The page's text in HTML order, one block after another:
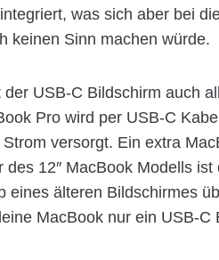
integriert, was sich aber bei
keinen Sinn machen würde.
der USB-C Bildschirm auch
Pro wird per USB-C
versorgt. Ein extra
des 12″ MacBook Modells
eines älteren Bildschirmes
MacBook nur ein USB-C